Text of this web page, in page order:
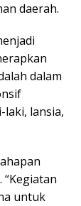
daerah.
dalam
lansia,
untuk